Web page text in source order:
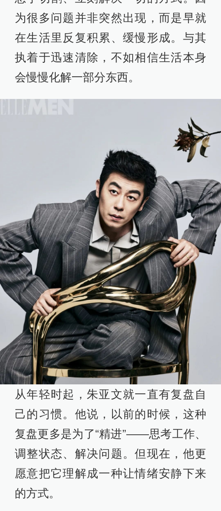
为很多问题并非突然出现，而是早就
在生活里反复积累、缓慢形成。与其
执着于迅速清除，不如相信生活本身
会慢慢化解一部分东西。
从年轻时起，朱亚文就一直有复盘自
己的习惯。他说，以前的时候，这种
复盘更多是为了“精进”——思考工作、
调整状态、解决问题。但现在，他更
愿意把它理解成一种让情绪安静下来
的方式。